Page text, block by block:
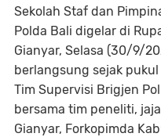
Sekolah Staf dan
Polda Bali digelar di
Gianyar, Selasa (30/9/
berlangsung sejak
Tim Supervisi Brigjen Pol
bersama tim peneliti,
Gianyar, Forkopimda